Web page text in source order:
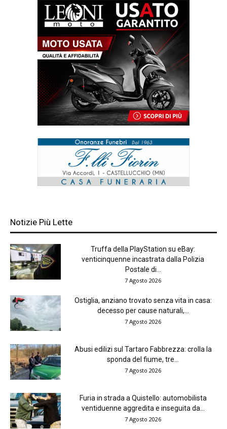
Notizie Più Lette
Truffa della PlayStation su eBay:
venticinquenne incastrata dalla Polizia
Postale di...
7 Agosto 2026
Ostiglia, anziano trovato senza vita in casa:
decesso per cause naturali,...
7 Agosto 2026
Abusi edilizi sul Tartaro Fabbrezza: crolla la
sponda del fiume, tre...
7 Agosto 2026
Furia in strada a Quistello: automobilista
ventiduenne aggredita e inseguita da...
7 Agosto 2026